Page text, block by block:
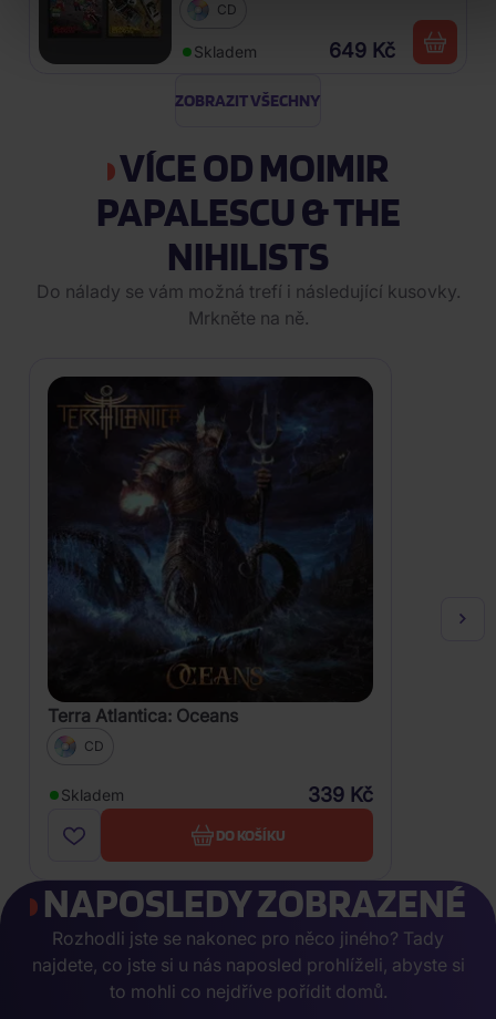
CD
Skladem 649 Kč
ZOBRAZIT VŠECHNY
VÍCE OD MOIMIR
PAPALESCU & THE
NIHILISTS
Do nálady se vám možná trefí i následující kusovky.
Mrkněte na ně.
Terra Atlantica: Oceans
CD
Skladem 339 Kč
DO KOŠÍKU
NAPOSLEDY ZOBRAZENÉ
Rozhodli jste se nakonec pro něco jiného? Tady
najdete, co jste si u nás naposled prohlíželi, abyste si
to mohli co nejdříve pořídit domů.